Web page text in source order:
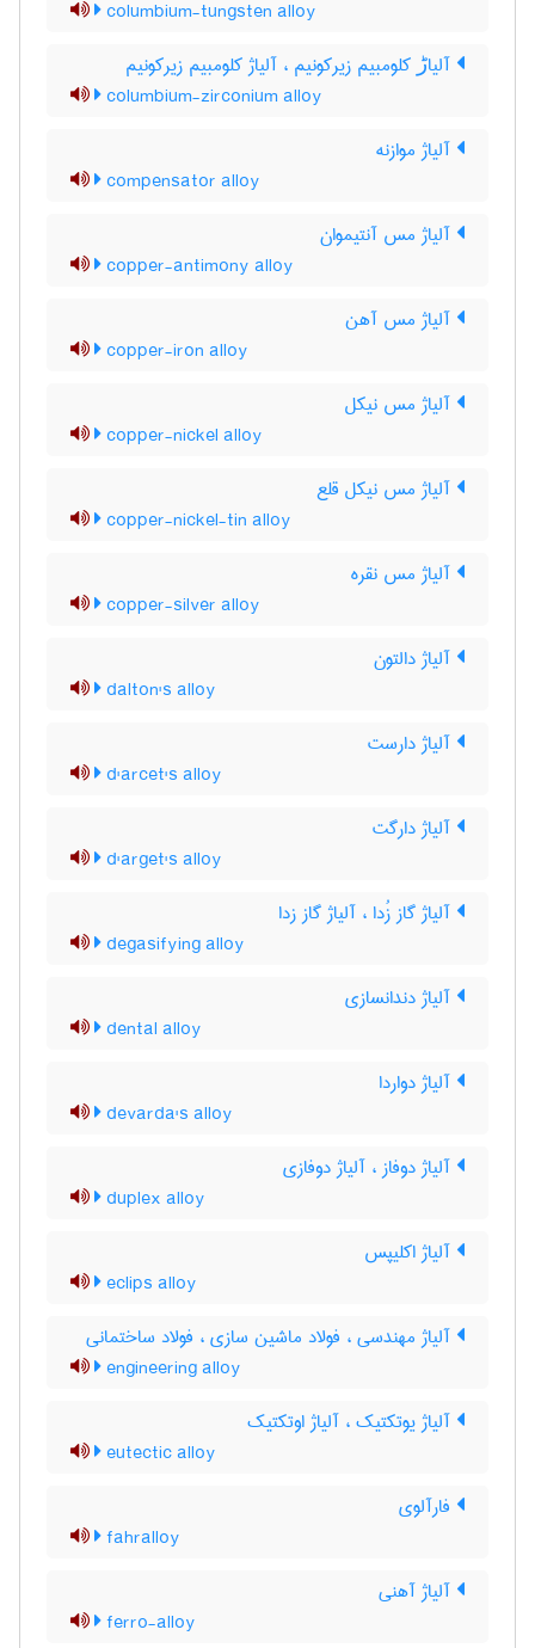
columbium-tungsten alloy
آلیاڑ کلومبیم زیرکونیم ، آلیاژ کلومبیم زیرکونیم
columbium-zirconium alloy
آلیاژ موازنه
compensator alloy
آلیاژ مس آنتیموان
copper-antimony alloy
آلیاژ مس آهن
copper-iron alloy
آلیاژ مس نیکل
copper-nickel alloy
آلیاژ مس نیکل قلع
copper-nickel-tin alloy
آلیاژ مس نقره
copper-silver alloy
آلیاژ دالتون
dalton's alloy
آلیاژ دارست
d'arcet's alloy
آلیاژ دارگت
d'arget's alloy
آلیاژ گاز زُدا ، آلیاژ گاز زدا
degasifying alloy
آلیاژ دندانسازی
dental alloy
آلیاژ دواردا
devarda's alloy
آلیاژ دوفاز ، آلیاژ دوفازی
duplex alloy
آلیاژ اکلیپس
eclips alloy
آلیاژ مهندسی ، فولاد ماشین سازی ، فولاد ساختمانی
engineering alloy
آلیاژ یوتکتیک ، آلیاژ اوتکتیک
eutectic alloy
فارآلوی
fahralloy
آلیاژ آهنی
ferro-alloy